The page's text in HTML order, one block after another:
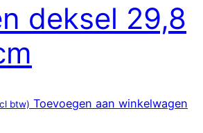
deksel 29,8
btw) Toevoegen aan winkelwagen